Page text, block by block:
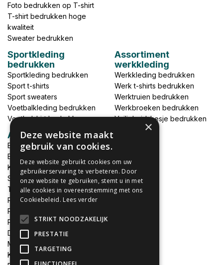
Foto bedrukken op T-shirt
T-shirt bedrukken hoge
kwaliteit
Sweater bedrukken
Sportkleding
bedrukken
Sportkleding bedrukken
Sport t-shirts
Sport sweaters
Voetbalkleding bedrukken
Voetbalshirt bedrukken
Assortiment
werkkleding
Werkkleding bedrukken
Werk t-shirts bedrukken
Werktruien bedrukken
Werkbroeken bedrukken
Veiligheidshesje bedrukken
Accessoires
Babykleding bedrukken
Broek bedrukken
Kapmantels bedrukken
Schort bedrukken
Tas bedrukken
Relatieschenken
Petten bedrukken
Petten borduren
DTF print per meter
MEGADEALS
Keukenschort bedrukken
×
Deze website maakt
gebruik van cookies.
Deze website gebruikt cookies om uw
gebruikerservaring te verbeteren. Door
onze website te gebruiken, stemt u in met
alle cookies in overeenstemming met ons
Cookiebeleid. Lees verder
STRIKT NOODZAKELIJK
PRESTATIE
TARGETING